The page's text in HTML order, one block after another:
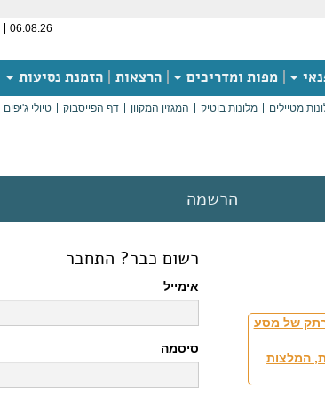
06.08.26
מפות ומדריכים הרצאות הזמנת נסיעות
מטיילים מלונות בוטיק המגזין המקוון דף הפייסבוק טיולי ג'יפים
הרשמה
של מסע
המלצות
רשום כבר? התחבר
אימייל
סיסמה